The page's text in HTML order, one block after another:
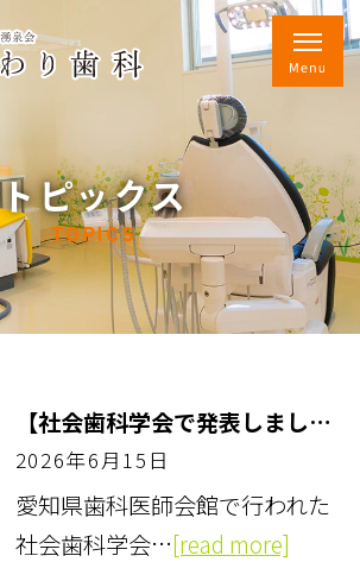
トピックス
TOPICS
【社会歯科学会で発表しました】
2026年6月15日
愛知県歯科医師会館で行われた
社会歯科学会…[read more]